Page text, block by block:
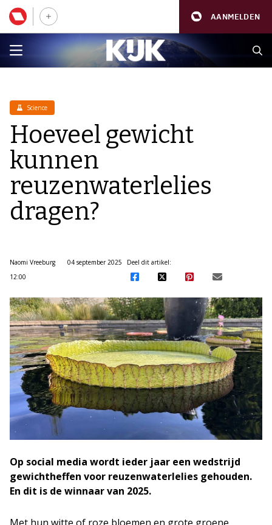
AANMELDEN
Science
Hoeveel gewicht
kunnen
reuzenwaterlelies
dragen?
Naomi Vreeburg
04 september 2025
12:00
Deel dit artikel:
Op social media wordt ieder jaar een wedstrijd
gewichtheffen voor reuzenwaterlelies gehouden.
En dit is de winnaar van 2025.